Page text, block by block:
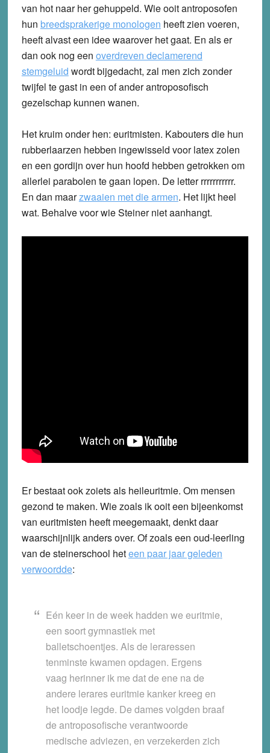
van hot naar her gehuppeld. Wie ooit antroposofen
hun breedsprakerige monologen heeft zien voeren,
heeft alvast een idee waarover het gaat. En als er
dan ook nog een overdreven declamerend
stemgeluid wordt bijgedacht, zal men zich zonder
twijfel te gast in een of ander antroposofisch
gezelschap kunnen wanen.
Het kruim onder hen: euritmisten. Kabouters die hun
rubberlaarzen hebben ingewisseld voor latex zolen
en een gordijn over hun hoofd hebben getrokken om
allerlei parabolen te gaan lopen. De letter rrrrrrrrrrr.
En dan maarzwaaien met die armen. Het lijkt heel
wat. Behalve voor wie Steiner niet aanhangt.
Er bestaat ook zoiets als heileuritmie. Om mensen
gezond te maken. Wie zoals ik ooit een bijeenkomst
van euritmisten heeft meegemaakt, denkt daar
waarschijnlijk anders over. Of zoals een oud-leerling
van de steinerschool heteen paar jaar geleden
verwoordde:
Eén keer in de week hadden we euritmie,
een soort gymnastiek met
balletschoentjes. Als de leraressen
tenminste kwamen opdagen. Ergens
vaag herinner ik me dat de ene na de
andere lerares euritmie kanker kreeg en
het loodje legde. De dames volgden braaf
de antroposofische verantwoorde
medische adviezen, en verzekerden zich